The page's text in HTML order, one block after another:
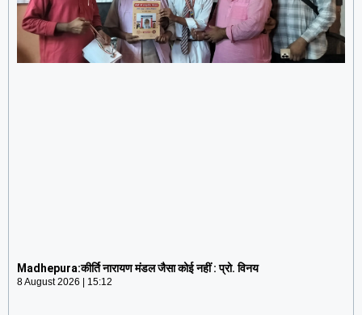
Madhepura:कीर्ति नारायण मंडल जैसा कोई नहीं : प्रो. विनय
8 August 2026 15:12